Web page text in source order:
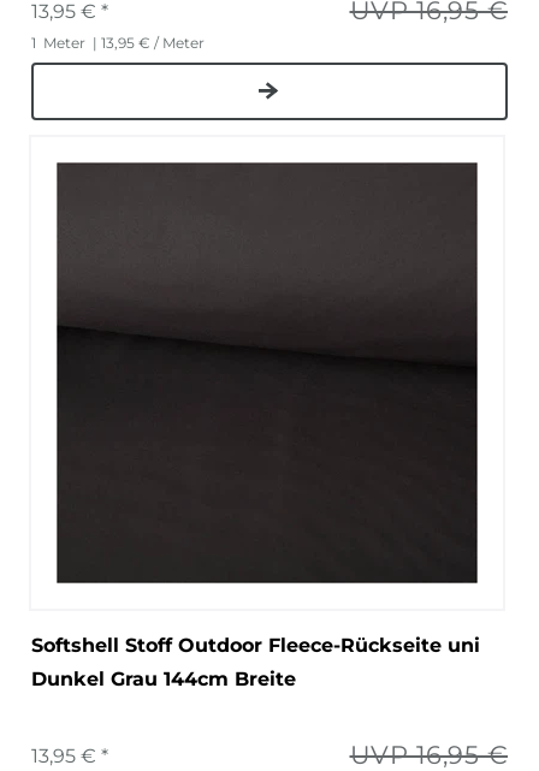
UVP 16,95 €
13,95 € *
1 Meter | 13,95 € / Meter
Softshell Stoff Outdoor Fleece-Rückseite uni
Dunkel Grau 144cm Breite
UVP 16,95 €
13,95 € *